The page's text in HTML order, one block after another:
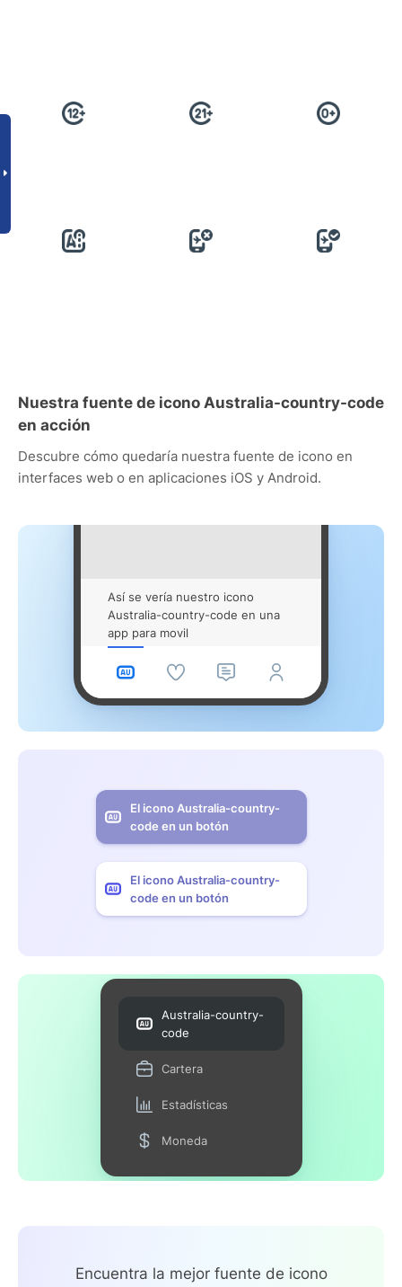
Nuestra fuente de icono Australia-country-code
en acción
Descubre cómo quedaría nuestra fuente de icono en
interfaces web o en aplicaciones iOS y Android.
Así se vería nuestro icono
Australia-country-code en una
app para movil
El icono Australia-country-
code en un botón
El icono Australia-country-
code en un botón
Australia-country-
code
Cartera
Estadísticas
Moneda
Encuentra la mejor fuente de icono